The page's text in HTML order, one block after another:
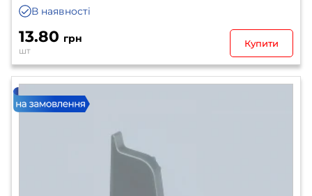
В наявності
13.80 грн
шт
Купити